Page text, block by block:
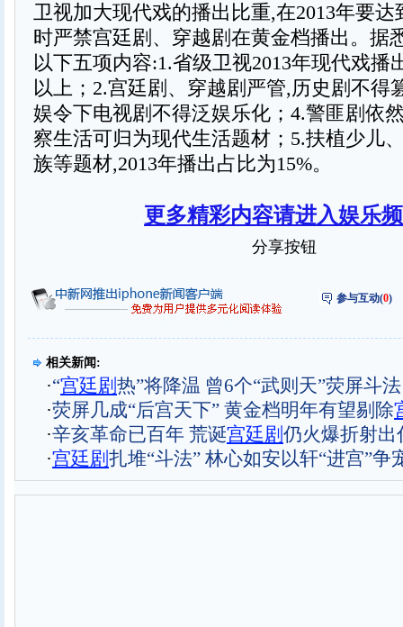
卫视加大现代戏的播出比重,在2013年要达
时严禁宫廷剧、穿越剧在黄金档播出。据
以下五项内容:1.省级卫视2013年现代戏播
以上；2.宫廷剧、穿越剧严管,历史剧不得
娱令下电视剧不得泛娱乐化；4.警匪剧依
察生活可归为现代生活题材；5.扶植少儿
族等题材,2013年播出占比为15%。
更多精彩内容请进入娱乐
分享按钮
参与互动(0)
相关新闻:
·“宫廷剧热”将降温 曾6个“武则天”荧屏斗法
·荧屏几成“后宫天下” 黄金档明年有望剔除
·辛亥革命已百年 荒诞宫廷剧仍火爆折射出
·宫廷剧扎堆“斗法” 林心如安以轩“进宫”争